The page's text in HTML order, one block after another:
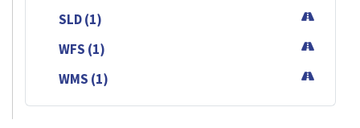
SLD (1)
WFS (1)
WMS (1)